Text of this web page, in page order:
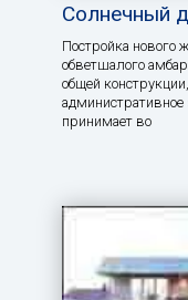
Солнечный
Постройка нового
обветшалого
общей
принимает во